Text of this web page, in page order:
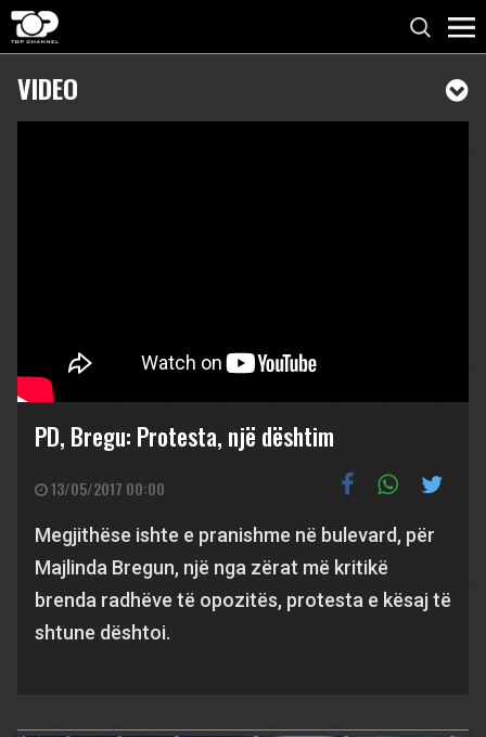
VIDEO
PD, Bregu: Protesta, një dështim
13/05/2017 00:00
Megjithëse ishte e pranishme në bulevard, për
Majlinda Bregun, një nga zërat më kritikë
brenda radhëve të opozitës, protesta e kësaj të
shtune dështoi.